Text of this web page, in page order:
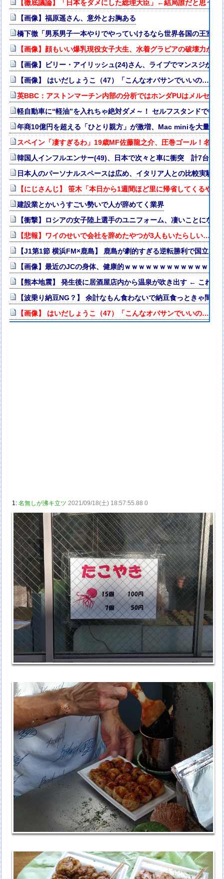
【徹底議論】「日本をダメにした総理大臣」←結局誰だと思う？
【画像】福原遥さん、意外とお胸ある
橋下徹「男系男子一本やりでやっていけるなら世界各国の王室
【画像】顔もいい爆乳現役女子大生、水着グラビアの破壊力が
【画像】ビリー・アイリッシュ(24)さん、ライブでマンスジが見
【画像】 はいだしょうこ（47）「こんなオバサンでいいの…？」
英BBC：アストンマーチン内部の分析ではホンダPUはメルセデ
軽自動車に“軽油”を入れちゃ絶対ダメ～！ セルフスタンドで後
年商10億円を超える「ひとり親方」が激増、Mac miniを大量購
スペイン「凄すぎるわ」19歳MF佐藤龍之介、圧巻ゴール！名門
韓国人インフルエンサー(49)、日本で次々と車に衝突 計7台巻
日本人のパーソナルスペースは広め、イタリア人との比較実験で
【にじさんじ】 笹木「本日から1週間ほど里に帰省してくるや
建設業とかいうすごい勢いで人が辞めてく業界
【衝撃】ロシアの女子陸上選手のユニフォーム、凄いことになる
【悲報】ワイのせいで会社を辞めたやつが3人もいたらしい…
【J1第1節 横浜FM×鹿島】 鹿島が劇的すぎる逆転勝利で国立で
【画像】最近のJCの身体、健康的ｗｗｗｗｗｗｗｗｗｗｗｗｗｗ
【熊本地震】 発生後に居酒屋店内から温泉が吹き出す ← これ前
【波乗り納豆NG？】 余計なもん食わないで納豆食っときゃ間違
【画像】 はいだしょうこ（47）「こんなオバサンでいいの…？」
1:名無しが沸キ立ツ 2021/09/18(土) 18:57:55.88 0